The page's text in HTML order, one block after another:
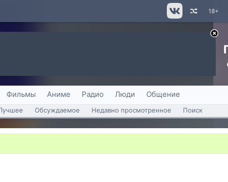
18+
Фильмы Аниме Радио Люди Общение
Обсуждаемое Недавно просмотренное Поиск